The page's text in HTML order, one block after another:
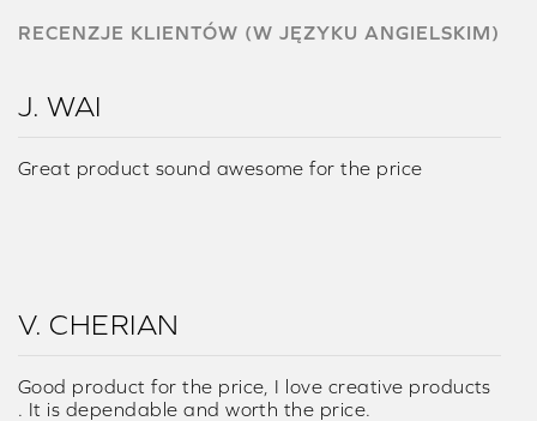
RECENZJE KLIENTÓW (W JĘZYKU ANGIELSKIM)
J. WAI
Great product sound awesome for the price
V. CHERIAN
Good product for the price, I love creative products
. It is dependable and worth the price.